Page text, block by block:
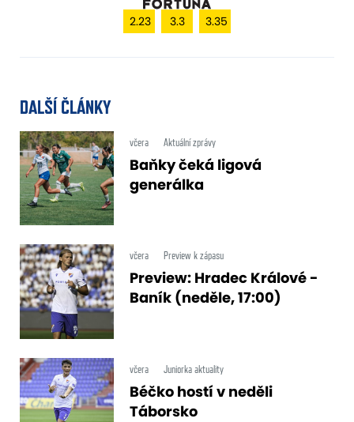
2.23 3.3 3.35
DALŠÍ ČLÁNKY
včera Aktuální zprávy
Baňky čeká ligová
generálka
včera Preview k zápasu
Preview: Hradec Králové -
Baník (neděle, 17:00)
včera Juniorka aktuality
Béčko hostí v neděli
Táborsko